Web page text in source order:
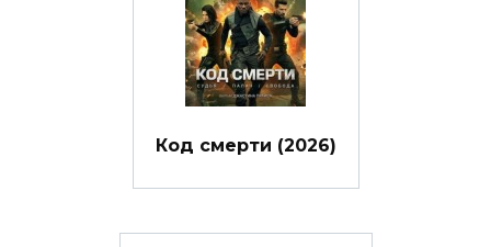
Код смерти (2026)